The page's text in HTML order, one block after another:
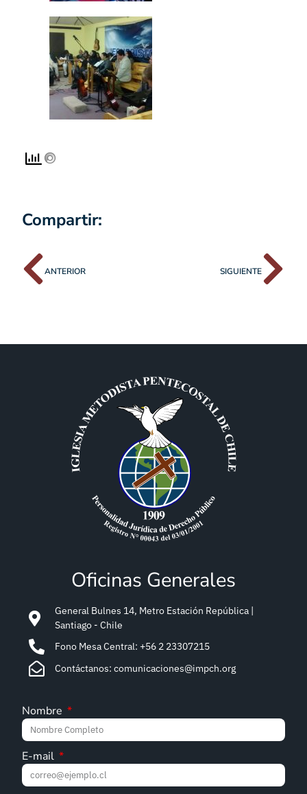
Compartir:
ANTERIOR SIGUIENTE
Oficinas Generales
General Bulnes 14, Metro Estación República |
Santiago - Chile
Fono Mesa Central: +56 2 23307215
Contáctanos: comunicaciones@impch.org
Nombre
E-mail